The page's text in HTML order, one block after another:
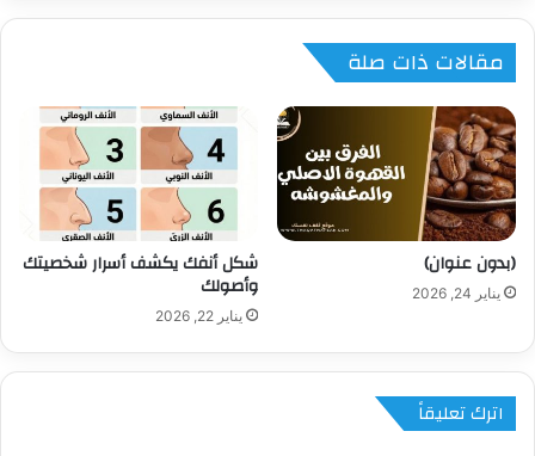
مقالات ذات صلة
(بدون عنوان)
يناير 24, 2026
شكل أنفك يكشف أسرار شخصيتك
وأصولك
يناير 22, 2026
اترك تعليقاً